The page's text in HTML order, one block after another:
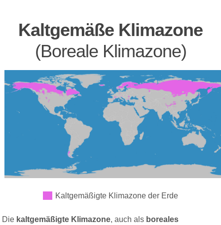
Kaltgemäße Klimazone
(Boreale Klimazone)
Kaltgemäßigte Klimazone der Erde
Die kaltgemäßigte Klimazone, auch als boreales